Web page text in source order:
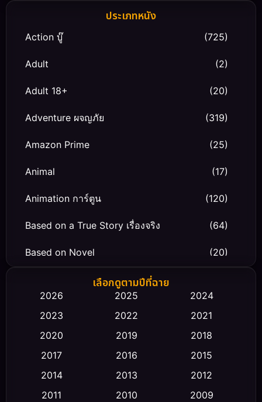
ประเภทหนัง
Action บู๊ (725)
Adult (2)
Adult 18+ (20)
Adventure ผจญภัย (319)
Amazon Prime (25)
Animal (17)
Animation การ์ตูน (120)
Based on a True Story เรื่องจริง (64)
Based on Novel (20)
Biography ชีวิตจริง
Classic หนังคลาสสิก (23)
Comedy ตลก (470)
เลือกดูตามปีที่ฉาย
2026 2025
2024
2023
2022
2021
2020
2019
2018
2017
2016
2015
2014
2013
2012
2011
2010
2009